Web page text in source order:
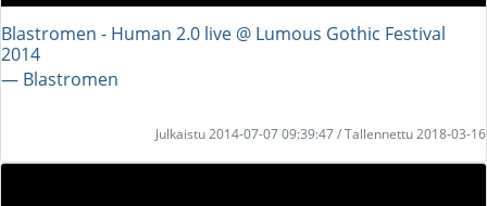
Blastromen - Human 2.0 live @ Lumous Gothic Festival
2014
― Blastromen
Julkaistu 2014-07-07 09:39:47 / Tallennettu 2018-03-16